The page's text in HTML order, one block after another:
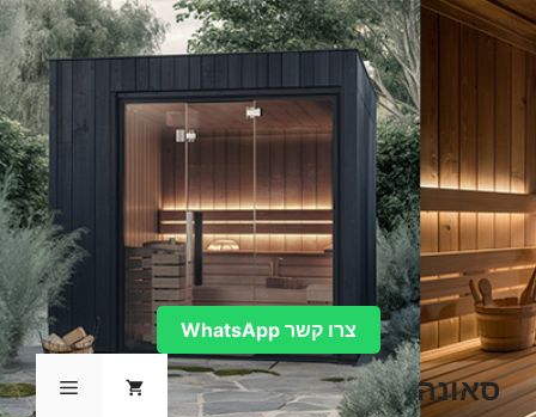
לדלג
לתוכן
סאונה תפריט
צרו קשר WhatsApp